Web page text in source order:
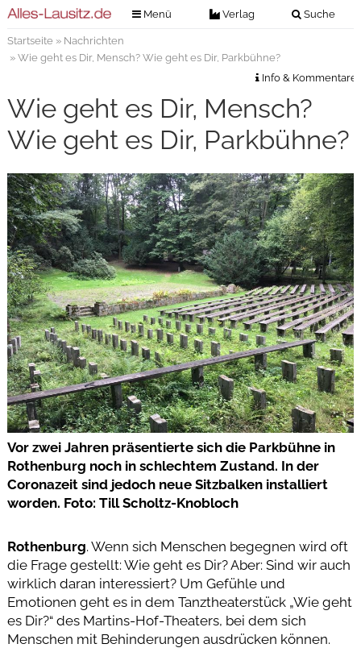
Menü Verlag Suche
Verlag
Kontakt
Impressum
Veranstaltungstickets
Anzeigenannahme
Anzeigensuche
Digitale Ausgaben
Startseite» Nachrichten
» Wie geht es Dir, Mensch? Wie geht es Dir, Parkbühne?
Info & Kommentare
Wie geht es Dir, Mensch?
Wie geht es Dir, Parkbühne?
Vor zwei Jahren präsentierte sich die Parkbühne in
Rothenburg noch in schlechtem Zustand. In der
Coronazeit sind jedoch neue Sitzbalken installiert
worden. Foto: Till Scholtz-Knobloch
Rothenburg. Wenn sich Menschen begegnen wird oft
die Frage gestellt: Wie geht es Dir? Aber: Sind wir auch
wirklich daran interessiert? Um Gefühle und
Emotionen geht es in dem Tanztheaterstück „Wie geht
es Dir?“ des Martins-Hof-Theaters, bei dem sich
Menschen mit Behinderungen ausdrücken können.